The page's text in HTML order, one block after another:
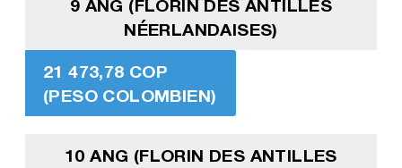
9 ANG (FLORIN DES ANTILLES
NÉERLANDAISES)
21 473,78 COP
(PESO COLOMBIEN)
10 ANG (FLORIN DES ANTILLES